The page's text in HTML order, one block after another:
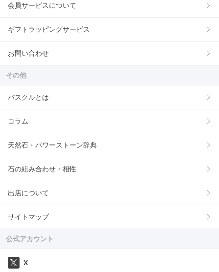
会員サービスについて
ギフトラッピングサービス
お問い合わせ
その他
パスクルとは
コラム
天然石・パワーストーン辞典
石の組み合わせ・相性
出店について
サイトマップ
公式アカウント
X